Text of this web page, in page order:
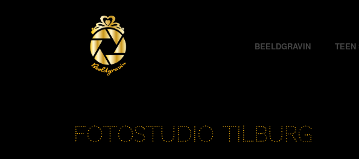
BEELDGRAVIN TEEN
FOTOSTUDIO TILBURG